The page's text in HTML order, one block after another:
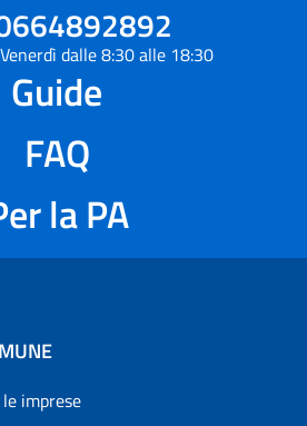
dalle 8:30 alle 18:30
Guide
FAQ
la PA
imprese